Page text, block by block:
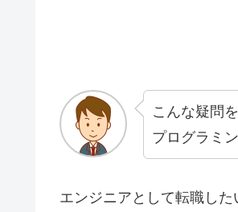
こんな疑問
プログラミ
エンジニアとして転職し